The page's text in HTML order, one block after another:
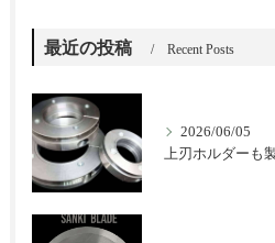
最近の投稿 Recent Posts
2026/06/05